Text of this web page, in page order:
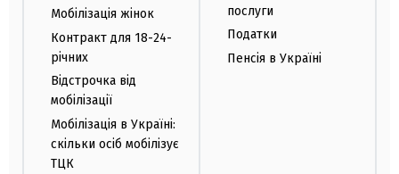
Мобілізація жінок
Контракт для 18-24-
річних
Відстрочка від
мобілізації
Мобілізація в Україні:
скільки осіб мобілізує
ТЦК
послуги
Податки
Пенсія в Україні